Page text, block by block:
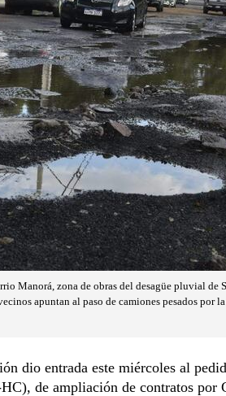
Manorá, zona de obras del desagüe pluvial de
apuntan al paso de camiones pesados por la
dio entrada este miércoles al
de ampliación de contratos por